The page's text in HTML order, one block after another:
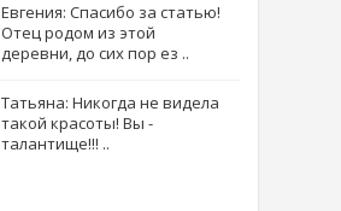
Евгения: Спасибо за статью!
Отец родом из этой
деревни, до сих пор ез ..
Татьяна: Никогда не видела
такой красоты! Вы -
талантище!!! ..